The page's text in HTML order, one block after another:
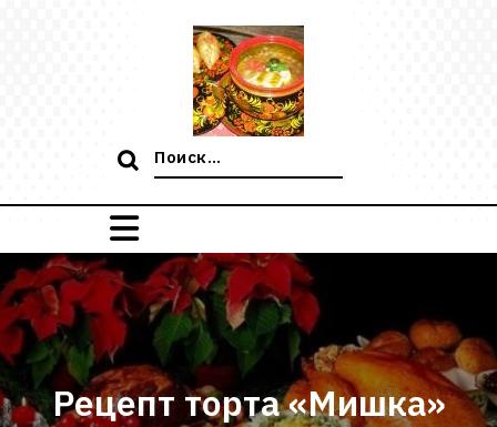
Поиск:
Рецепт торта «Мишка»